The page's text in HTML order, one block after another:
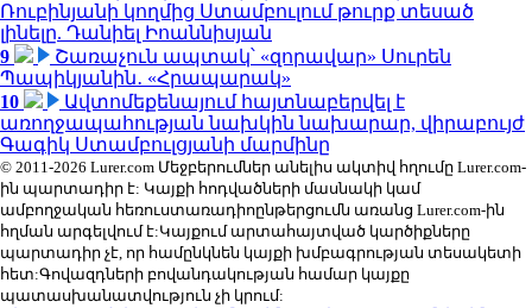
Ռուբինյանի կողմից Ստամբուլում թուրք տեսած
լինելը. Դանիել Իոաննիսյան
9
Շառաչուն ապտակ՝ «զորավար» Սուրեն
Պապիկյանին․ «Հրապարակ»
10
Ավտոմեքենայում հայտնաբերվել է
առողջապահության նախկին նախարար, վիրաբույժ
Գագիկ Ստամբուլցյանի մարմինը
© 2011-2026 Lurer.com Մեջբերումներ անելիս ակտիվ հղումը Lurer.com-
ին պարտադիր է: Կայքի հոդվածների մասնակի կամ
ամբողջական հեռուստառադիոընթերցումն առանց Lurer.com-ին
հղման արգելվում է:Կայքում արտահայտված կարծիքները
պարտադիր չէ, որ համընկնեն կայքի խմբագրության տեսակետի
հետ:Գովազդների բովանդակության համար կայքը
պատասխանատվություն չի կրում: